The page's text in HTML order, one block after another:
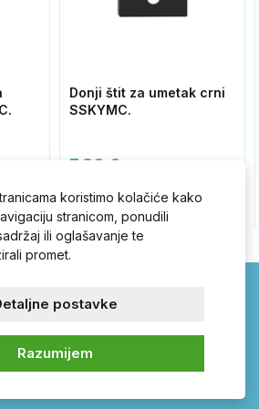
Donji štit za umetak crni
SSKYMC.
7,80 €
koristimo kolačiće kako
stranicom, ponudili
ili oglašavanje te
promet.
Razumijem
postavke